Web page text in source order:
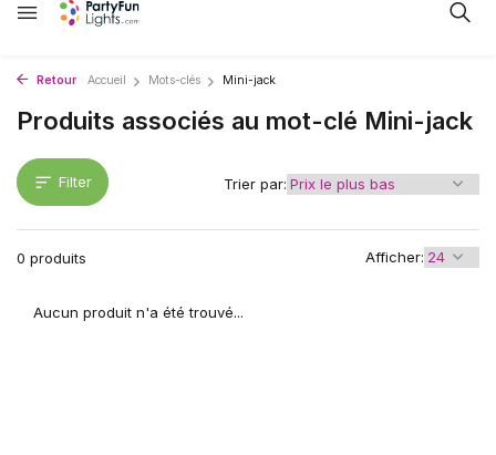
Retour Accueil Mots-clés Mini-jack
Produits associés au mot-clé Mini-jack
Filter
0 produits Afficher:
Trier par:
Aucun produit n'a été trouvé...